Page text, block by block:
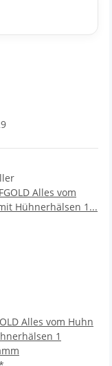
Alles vom Huhn
1